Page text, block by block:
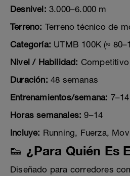
Desnivel: 3.000–6.000 m
Terreno: Terreno técnico de
Categoría: UTMB 100K (≈
Nivel / Habilidad: Competitivo
Duración: 48 semanas
Entrenamientos/semana: 7–14
Horas semanales: 9–14
Incluye: Running, Fuerza,
👟 ¿Para Quién Es
Diseñado para corredores